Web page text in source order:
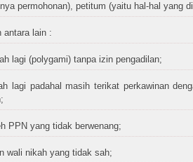
permohonan), petitum (yaitu hal-hal yang
antara lain :
lagi (polygami) tanpa izin pengadilan;
lagi padahal masih terikat perkawinan
PPN yang tidak berwenang;
wali nikah yang tidak sah;